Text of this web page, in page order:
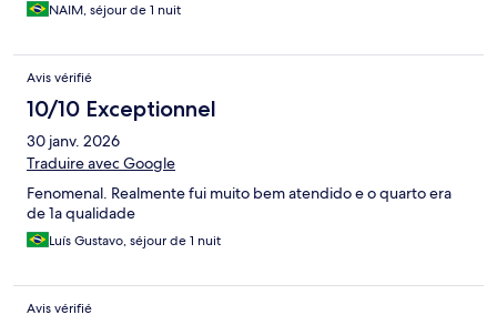
NAIM, séjour de 1 nuit
Avis vérifié
10/10 Exceptionnel
30 janv. 2026
Traduire avec Google
Fenomenal. Realmente fui muito bem atendido e o quarto era
de 1a qualidade
Luís Gustavo, séjour de 1 nuit
Avis vérifié